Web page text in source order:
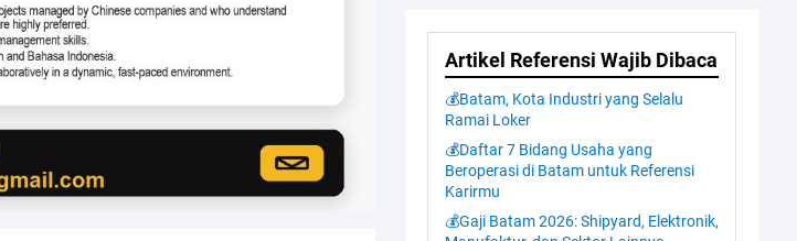
Artikel Referensi Wajib Dibaca
💰Batam, Kota Industri yang Selalu
Ramai Loker
💰Daftar 7 Bidang Usaha yang
Beroperasi di Batam untuk Referensi
Karirmu
💰Gaji Batam 2026: Shipyard, Elektronik,